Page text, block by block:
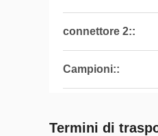
connettore 2::
Campioni::
Termini di